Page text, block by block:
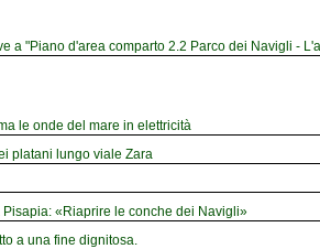
a "Piano d'area comparto 2.2 Parco dei Navigli -
le onde del mare in elettricità
platani lungo viale Zara
«Riaprire le conche dei Navigli»
a una fine dignitosa.